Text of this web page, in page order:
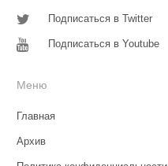
Подписаться в Twitter
Подписаться в Youtube
Меню
Главная
Архив